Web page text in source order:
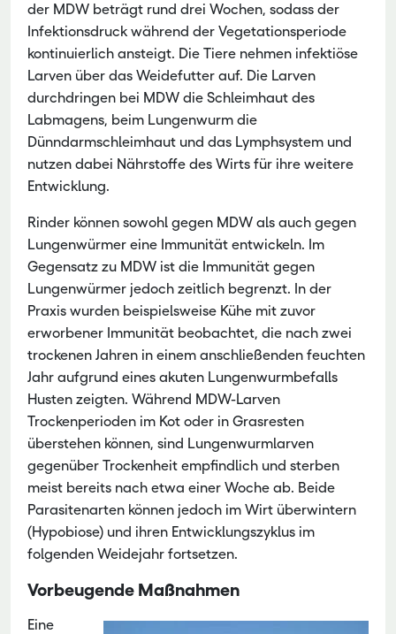
der MDW beträgt rund drei Wochen, sodass der
Infektionsdruck während der Vegetationsperiode
kontinuierlich ansteigt. Die Tiere nehmen infektiöse
Larven über das Weidefutter auf. Die Larven
durchdringen bei MDW die Schleimhaut des
Labmagens, beim Lungenwurm die
Dünndarmschleimhaut und das Lymphsystem und
nutzen dabei Nährstoffe des Wirts für ihre weitere
Entwicklung.
Rinder können sowohl gegen MDW als auch gegen
Lungenwürmer eine Immunität entwickeln. Im
Gegensatz zu MDW ist die Immunität gegen
Lungenwürmer jedoch zeitlich begrenzt. In der
Praxis wurden beispielsweise Kühe mit zuvor
erworbener Immunität beobachtet, die nach zwei
trockenen Jahren in einem anschließenden feuchten
Jahr aufgrund eines akuten Lungenwurmbefalls
Husten zeigten. Während MDW-Larven
Trockenperioden im Kot oder in Grasresten
überstehen können, sind Lungenwurmlarven
gegenüber Trockenheit empfindlich und sterben
meist bereits nach etwa einer Woche ab. Beide
Parasitenarten können jedoch im Wirt überwintern
(Hypobiose) und ihren Entwicklungszyklus im
folgenden Weidejahr fortsetzen.
Vorbeugende Maßnahmen
Eine